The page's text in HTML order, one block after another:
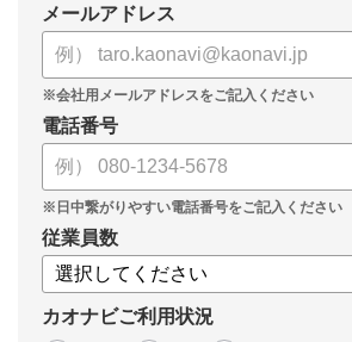
メールアドレス
電話番号
従業員数
カオナビご利用状況